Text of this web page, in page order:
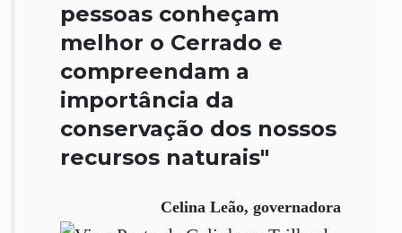
pessoas conheçam
melhor o Cerrado e
compreendam a
importância da
conservação dos nossos
recursos naturais"
Celina Leão, governadora